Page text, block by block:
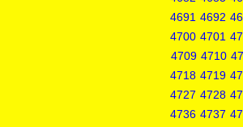
4691 4692
4700 4701
4709 4710
4718 4719
4727 4728
4736 4737